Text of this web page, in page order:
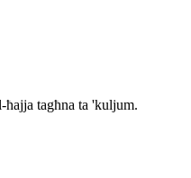
tagħna ta 'kuljum.